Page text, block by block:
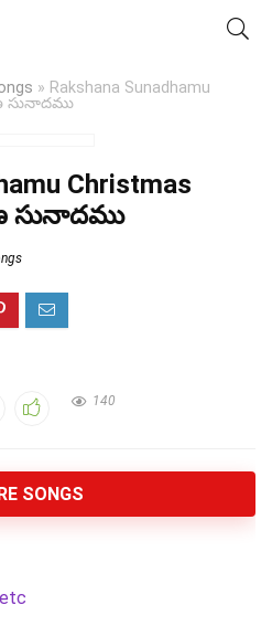
» Rakshana Sunadhamu
సునాదము
Christmas
సునాదము
140
SONGS